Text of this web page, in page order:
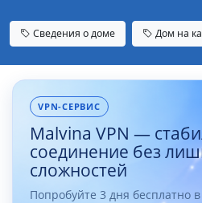
Сведения о доме Дом на
VPN-СЕРВИС
Malvina VPN —
соединение без
сложностей
Попробуйте 3 дня бесплатно в